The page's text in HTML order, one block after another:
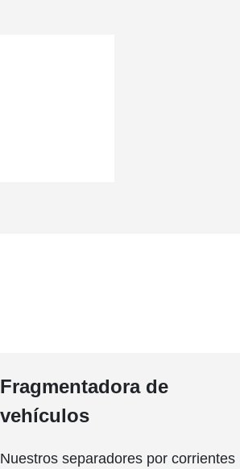
Fragmentadora de
vehículos
Nuestros separadores por corrientes